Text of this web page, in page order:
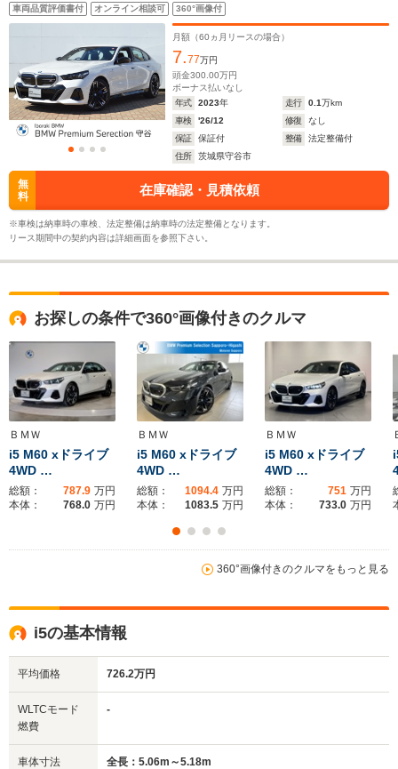
WLTCモード
燃費
4.79m
ホイールベース
-m
-
車両品質評価書付 オンライン相談可 360°画像付
月額（60 ヵ月リースの場合）
7.77万円
頭金300.00万円
ボーナス払いなし
年式
2023年 走行 0.1万km
車検
'26/12 修復
なし
保証
保証付 整備
法定整備付
住所
茨城県守谷市
無
料
在庫確認・見積依頼
※車検は納車時の車検、法定整備は納車時の法定整備となります。
リース期間中の契約内容は詳細画面を参照下さい。
お探しの条件で360°画像付きのクルマ
ＢＭＷ
i5 M60 xドライブ
4WD …
総額： 787.9 万円
本体：
768.0 万円
ＢＭＷ
i5 M60 xドライブ
4WD …
総額： 1094.4 万円
本体：
1083.5 万円
ＢＭＷ
i5 M60 xドライブ
4WD …
総額： 751 万円
本体：
733.0 万円
360°画像付きのクルマをもっと見る
i5の基本情報
平均価格 726.2万円
WLTCモード
燃費
-
車体寸法
全長：5.06m～5.18m